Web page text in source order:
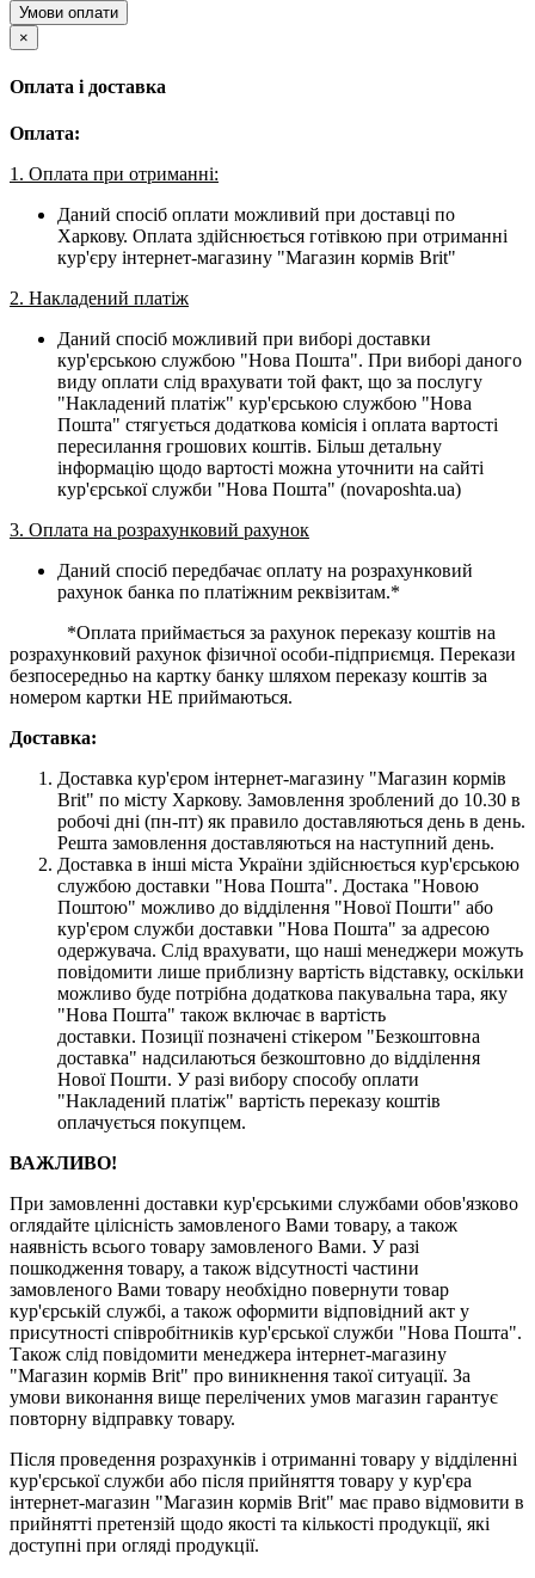
Умови оплати
×
Оплата і доставка
Оплата:
1. Оплата при отриманні:
Даний спосіб оплати можливий при доставці по
Харкову. Оплата здійснюється готівкою при отриманні
кур'єру інтернет-магазину "Магазин кормів Brit"
2. Накладений платіж
Даний спосіб можливий при виборі доставки
кур'єрською службою "Нова Пошта". При виборі даного
виду оплати слід врахувати той факт, що за послугу
"Накладений платіж" кур'єрською службою "Нова
Пошта" стягується додаткова комісія і оплата вартості
пересилання грошових коштів. Більш детальну
інформацію щодо вартості можна уточнити на сайті
кур'єрської служби "Нова Пошта" (novaposhta.ua)
3. Оплата на розрахунковий рахунок
Даний спосіб передбачає оплату на розрахунковий
рахунок банка по платіжним реквізитам.*
*Оплата приймається за рахунок переказу коштів на
розрахунковий рахунок фізичної особи-підприємця. Перекази
безпосередньо на картку банку шляхом переказу коштів за
номером картки НЕ приймаються.
Доставка:
Доставка кур'єром інтернет-магазину "Магазин кормів
Brit" по місту Харкову. Замовлення зроблений до 10.30 в
робочі дні (пн-пт) як правило доставляються день в день.
Решта замовлення доставляються на наступний день.
Доставка в інші міста України здійснюється кур'єрською
службою доставки "Нова Пошта". Достака "Новою
Поштою" можливо до відділення "Нової Пошти" або
кур'єром служби доставки "Нова Пошта" за адресою
одержувача. Слід врахувати, що наші менеджери можуть
повідомити лише приблизну вартість відставку, оскільки
можливо буде потрібна додаткова пакувальна тара, яку
"Нова Пошта" також включає в вартість
доставки. Позиції позначені стікером "Безкоштовна
доставка" надсилаються безкоштовно до відділення
Нової Пошти. У разі вибору способу оплати
"Накладений платіж" вартість переказу коштів
оплачується покупцем.
ВАЖЛИВО!
При замовленні доставки кур'єрськими службами обов'язково
оглядайте цілісність замовленого Вами товару, а також
наявність всього товару замовленого Вами. У разі
пошкодження товару, а також відсутності частини
замовленого Вами товару необхідно повернути товар
кур'єрській службі, а також оформити відповідний акт у
присутності співробітників кур'єрської служби "Нова Пошта".
Також слід повідомити менеджера інтернет-магазину
"Магазин кормів Brit" про виникнення такої ситуації. За
умови виконання вище перелічених умов магазин гарантує
повторну відправку товару.
Після проведення розрахунків і отриманні товару у відділенні
кур'єрської служби або після прийняття товару у кур'єра
інтернет-магазин "Магазин кормів Brit" має право відмовити в
прийнятті претензій щодо якості та кількості продукції, які
доступні при огляді продукції.